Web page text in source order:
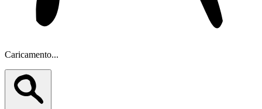
Caricamento...